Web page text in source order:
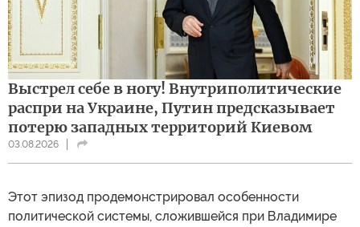
Выстрел себе в ногу! Внутриполитические
распри на Украине, Путин предсказывает
потерю западных территорий Киевом
03.08.2026
Этот эпизод продемонстрировал особенности
политической системы, сложившейся при Владимире